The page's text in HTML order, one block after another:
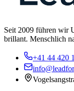
Seit 2009 führen wir
brillant. Menschlich
+41 44 420